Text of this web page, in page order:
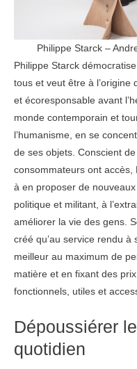
Philippe Starck –
Philippe Starck
tous et veut être à l’origine
et écoresponsable avant
monde contemporain et
l’humanisme, en se
de ses objets. Conscient
consommateurs ont accès,
à en proposer de
politique et militant, à
améliorer la vie des gens.
créé qu’au service rendu
meilleur au maximum de
matière et en fixant des
fonctionnels, utiles et
Dépoussiérer
quotidien